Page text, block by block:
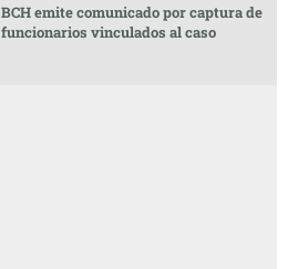
BCH emite comunicado por captura de
funcionarios vinculados al caso